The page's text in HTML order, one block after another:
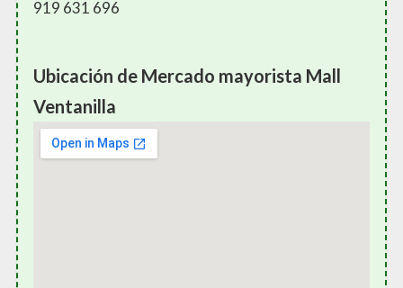
919 631 696
Ubicación de Mercado mayorista Mall
Ventanilla